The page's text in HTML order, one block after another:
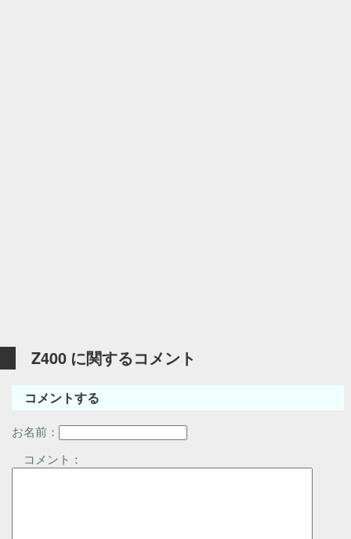
Z400 に関するコメント
コメントする
お名前：
コメント：